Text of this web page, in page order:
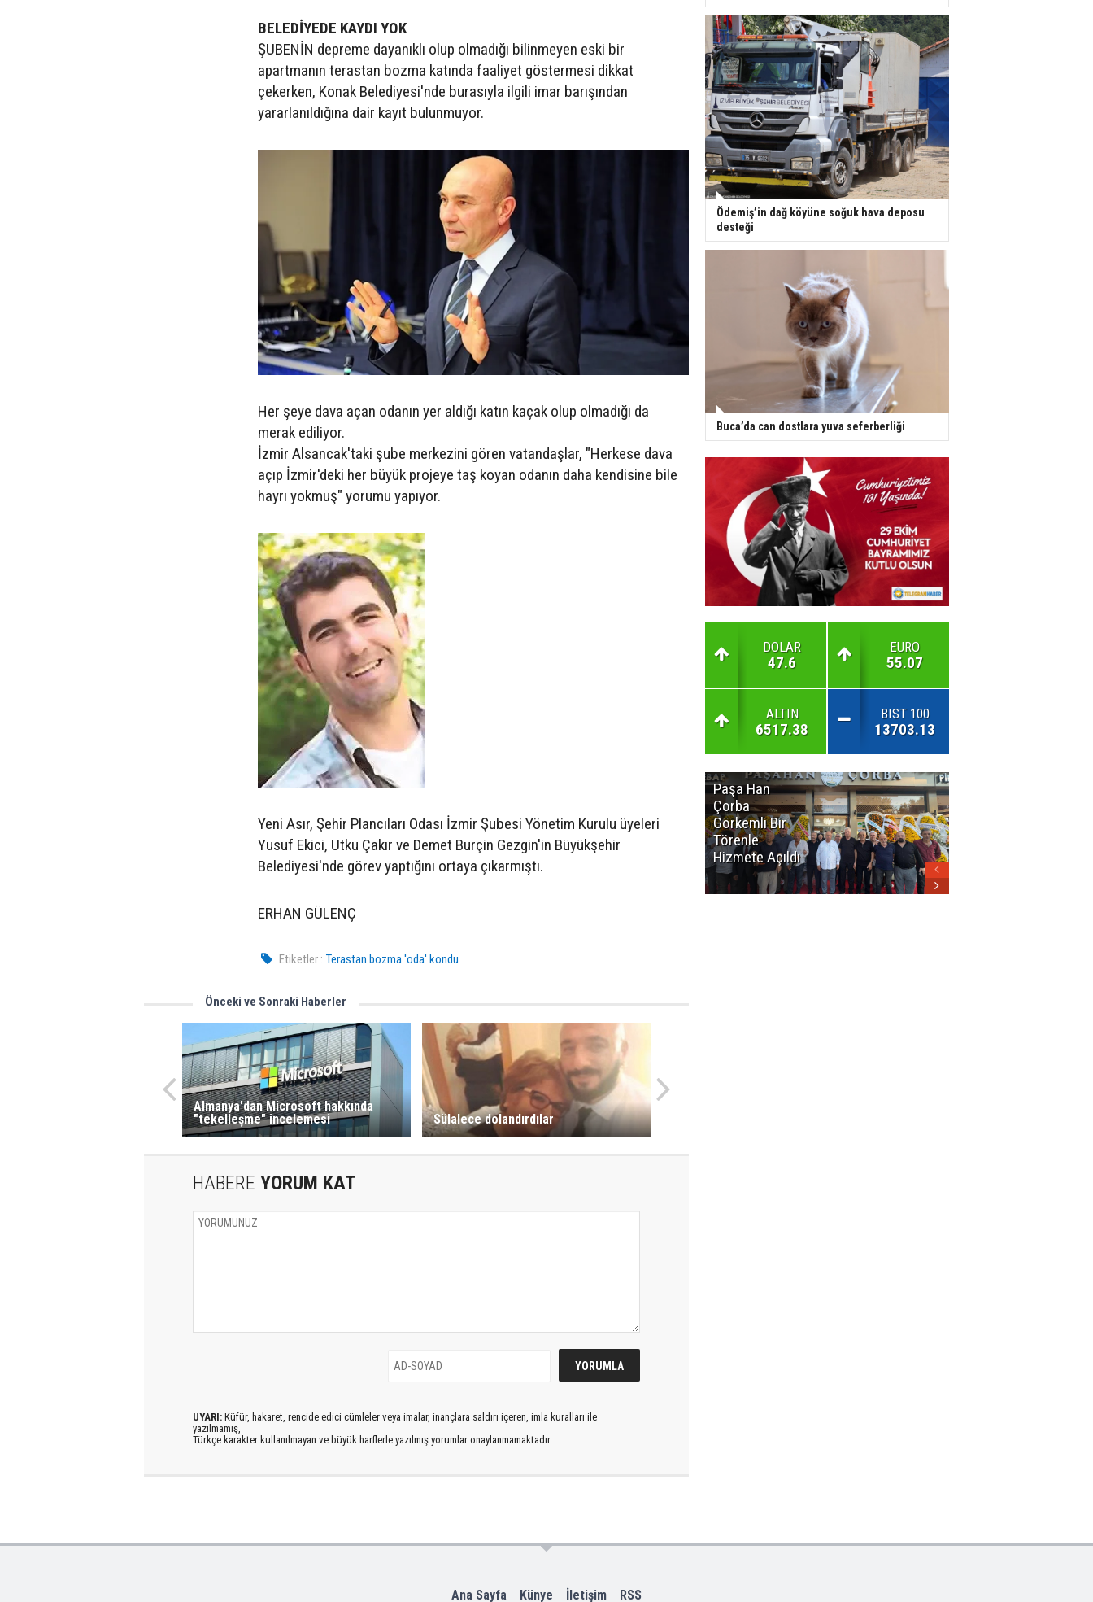
BELEDİYEDE KAYDI YOK
ŞUBENİN depreme dayanıklı olup olmadığı bilinmeyen eski bir
apartmanın terastan bozma katında faaliyet göstermesi dikkat
çekerken, Konak Belediyesi'nde burasıyla ilgili imar barışından
yararlanıldığına dair kayıt bulunmuyor.
Her şeye dava açan odanın yer aldığı katın kaçak olup olmadığı da
merak ediliyor.
İzmir Alsancak'taki şube merkezini gören vatandaşlar, "Herkese dava
açıp İzmir'deki her büyük projeye taş koyan odanın daha kendisine bile
hayrı yokmuş" yorumu yapıyor.
Yeni Asır, Şehir Plancıları Odası İzmir Şubesi Yönetim Kurulu üyeleri
Yusuf Ekici, Utku Çakır ve Demet Burçin Gezgin'in Büyükşehir
Belediyesi'nde görev yaptığını ortaya çıkarmıştı.
ERHAN GÜLENÇ
Etiketler : Terastan bozma 'oda' kondu
Önceki ve Sonraki Haberler
Almanya'dan Microsoft hakkında
"tekelleşme" incelemesi
Sülalece dolandırdılar
HABERE YORUM KAT
UYARI: Küfür, hakaret, rencide edici cümleler veya imalar, inançlara saldırı içeren, imla kuralları ile
yazılmamış,
Türkçe karakter kullanılmayan ve büyük harflerle yazılmış yorumlar onaylanmamaktadır.
Ödemiş’in dağ köyüne soğuk hava deposu
desteği
Buca’da can dostlara yuva seferberliği
DOLAR
47.6
EURO
55.07
ALTIN
6517.38
BIST 100
13703.13
Paşa Han
Çorba
Görkemli Bir
Törenle
Hizmete Açıldı
Ana Sayfa Künye İletişim RSS